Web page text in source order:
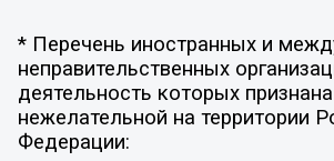
* Перечень иностранных и
неправительственных
деятельность которых признана
нежелательной на территории
Федерации: